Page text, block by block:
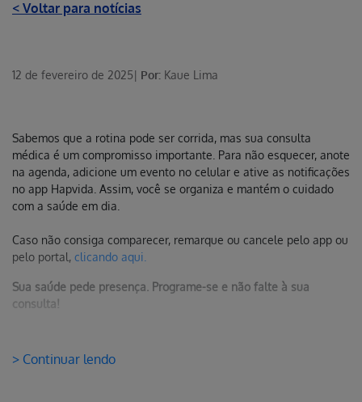
< Voltar para notícias
12 de fevereiro de 2025| Por: Kaue Lima
Sabemos que a rotina pode ser corrida, mas sua consulta
médica é um compromisso importante. Para não esquecer, anote
na agenda, adicione um evento no celular e ative as notificações
no app Hapvida. Assim, você se organiza e mantém o cuidado
com a saúde em dia.
Caso não consiga comparecer, remarque ou cancele pelo app ou
pelo portal, clicando aqui.
Sua saúde pede presença. Programe-se e não falte à sua
consulta!
> Continuar lendo